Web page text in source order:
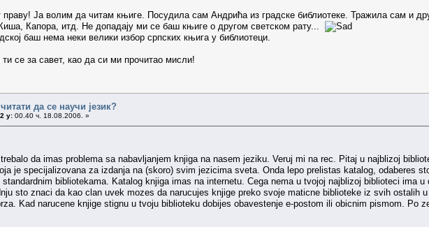
Ја волим да читам књиге. Посудила сам Андрића из градске библиотеке. Тражила сам и
Капора, итд. Не допадају ми се баш књиге о другом светском рату...
баш нема неки велики избор српских књига у библиотеци.
се за савет, као да си ми прочитао мисли!
да се научи језик?
у: 00.40 ч. 18.08.2006. »
da imas problema sa nabavljanjem knjiga na nasem jeziku. Veruj mi na rec. Pitaj u najblizoj
je specijalizovana za izdanja na (skoro) svim jezicima sveta. Onda lepo prelistas katalog, odaberes
standardnim bibliotekama. Katalog knjiga imas na internetu. Cega nema u tvojoj najblizoj biblioteci ima
sto znaci da kao clan uvek mozes da narucujes knjige preko svoje maticne biblioteke iz svih ostalih
Kad narucene knjige stignu u tvoju biblioteku dobijes obavestenje e-postom ili obicnim pismom. Po